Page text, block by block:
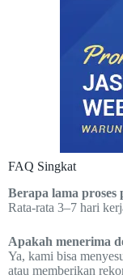
FAQ Singkat
Berapa lama proses
Rata-rata 3–7 hari
Apakah menerima
Ya, kami bisa
atau memberikan